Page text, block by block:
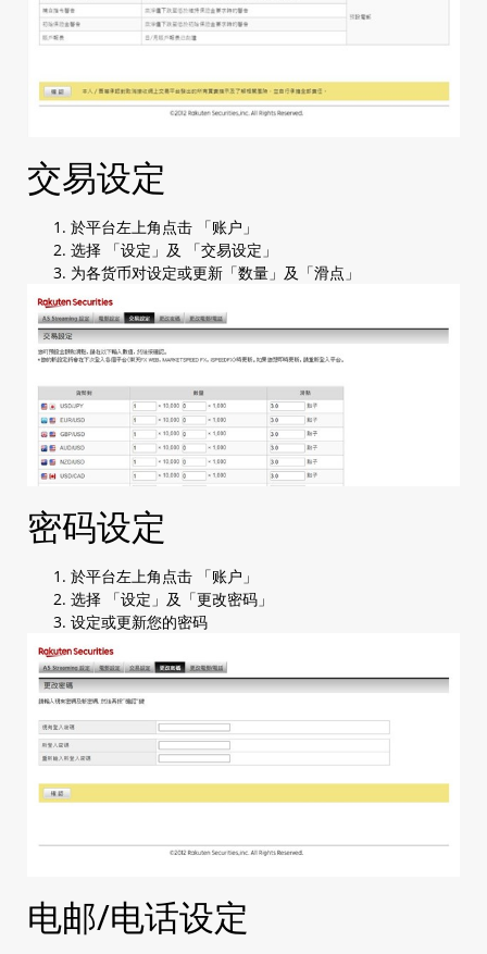
交易设定
於平台左上角点击 「账户」
选择 「设定」及 「交易设定」
为各货币对设定或更新「数量」及「滑点」
密码设定
於平台左上角点击 「账户」
选择 「设定」及「更改密码」
设定或更新您的密码
电邮/电话设定